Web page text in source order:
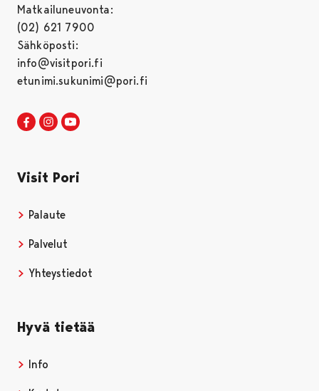
Matkailuneuvonta:
(02) 621 7900
Sähköposti:
info@visitpori.fi
etunimi.sukunimi@pori.fi
Visit Pori Facebookissa
Avautuu uudessa välilehdessä
Visit Pori Instagrammissa
Avautuu uudessa välilehdessä
Visit Pori
Palaute
Palvelut
Yhteystiedot
Hyvä tietää
Info